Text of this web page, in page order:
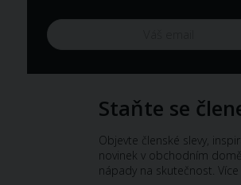
Staňte se
Objevte členské slevy,
novinek v obchodním
nápady na skutečnost. Více